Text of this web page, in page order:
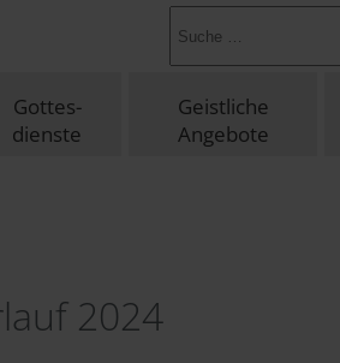
Gottes-
dienste
Geistliche
Angebote
2024